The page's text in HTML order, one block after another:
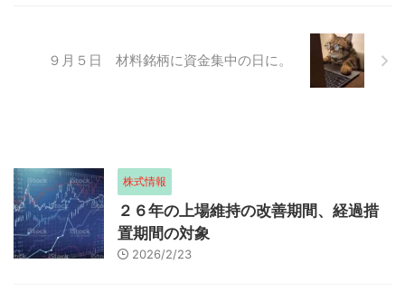
です。 上記の雪だるま人形をク
９月５日 材料銘柄に資金集中の日に。
株式情報
２６年の上場維持の改善期間、経過措
置期間の対象
2026/2/23